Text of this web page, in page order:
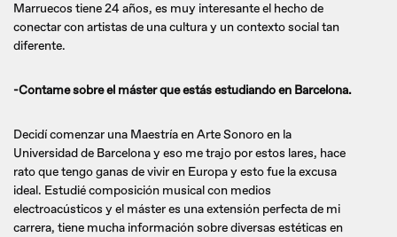
Marruecos tiene 24 años, es muy interesante el hecho de
conectar con artistas de una cultura y un contexto social tan
diferente.
-Contame sobre el máster que estás estudiando en Barcelona.
Decidí comenzar una Maestría en Arte Sonoro en la
Universidad de Barcelona y eso me trajo por estos lares, hace
rato que tengo ganas de vivir en Europa y esto fue la excusa
ideal. Estudié composición musical con medios
electroacústicos y el máster es una extensión perfecta de mi
carrera, tiene mucha información sobre diversas estéticas en